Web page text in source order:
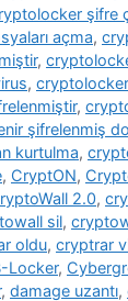
şifre
açma,
,
,
,
şifrelenmiş
kurtulma,
, CryptON,
2.0,
sil,
oldu, cryptrar
Locker,
, damage uzantı,